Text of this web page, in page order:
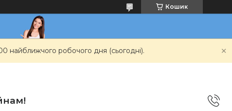
Кошик
найближчого робочого дня (сьогодні).